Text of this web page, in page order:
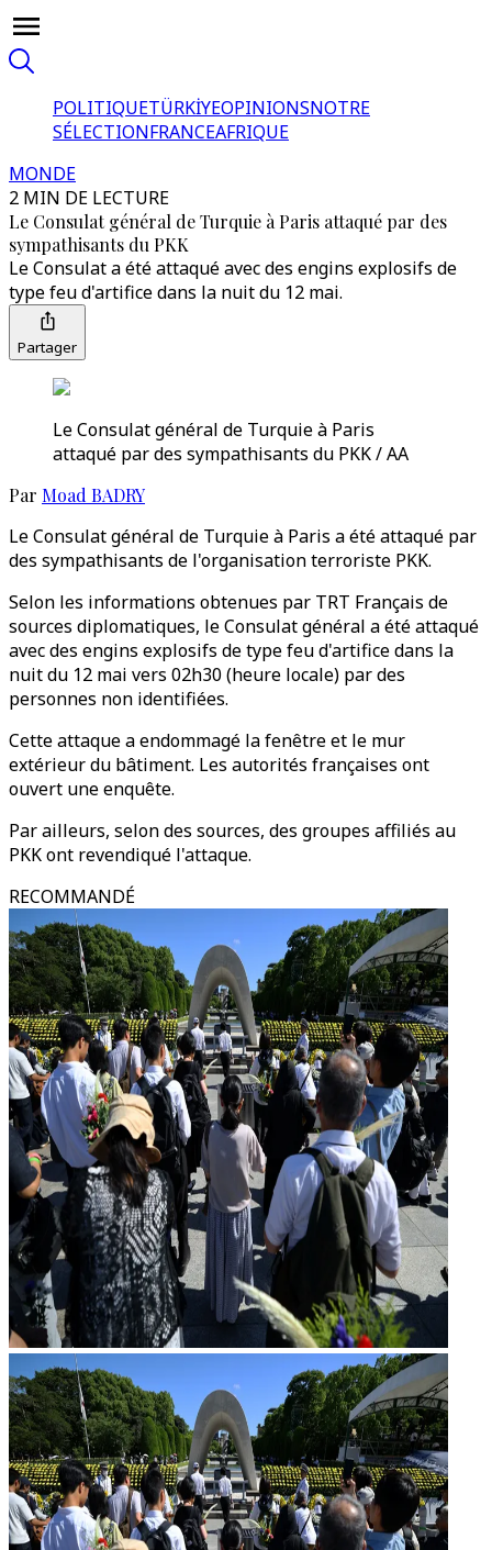
POLITIQUETÜRKİYEOPINIONSNOTRE
SÉLECTIONFRANCEAFRIQUE
MONDE
2 MIN DE LECTURE
Le Consulat général de Turquie à Paris attaqué par des
sympathisants du PKK
Le Consulat a été attaqué avec des engins explosifs de
type feu d'artifice dans la nuit du 12 mai.
Partager
Le Consulat général de Turquie à Paris
attaqué par des sympathisants du PKK / AA
Par Moad BADRY
Le Consulat général de Turquie à Paris a été attaqué par
des sympathisants de l'organisation terroriste PKK.
Selon les informations obtenues par TRT Français de
sources diplomatiques, le Consulat général a été attaqué
avec des engins explosifs de type feu d'artifice dans la
nuit du 12 mai vers 02h30 (heure locale) par des
personnes non identifiées.
Cette attaque a endommagé la fenêtre et le mur
extérieur du bâtiment. Les autorités françaises ont
ouvert une enquête.
Par ailleurs, selon des sources, des groupes affiliés au
PKK ont revendiqué l'attaque.
RECOMMANDÉ